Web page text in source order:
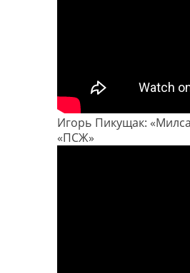
Игорь Пикущак:
«ПСЖ»